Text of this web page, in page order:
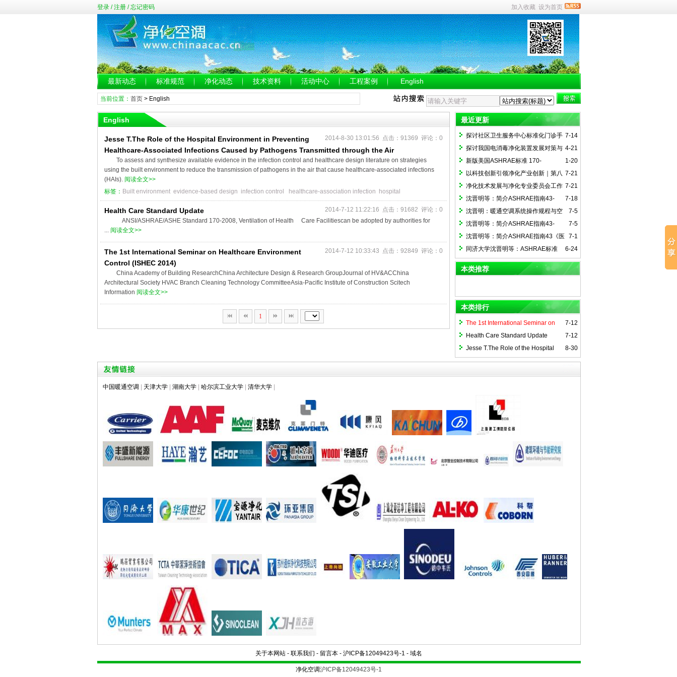
登录/注册/忘记密码 加入收藏 设为首页
最新动态 标准规范 净化动态 技术资料 活动中心 工程案例 English
当前位置： 首页> English
English
2014-8-30 13:01:56 点击：91369 评论：0
Jesse T.The Role of the Hospital Environment in Preventing
Healthcare-Associated Infections Caused by Pathogens Transmitted through the Air
To assess and synthesize available evidence in the infection control and healthcare design literature on strategies
using the built environment to reduce the transmission of pathogens in the air that cause healthcare-associated infections
(HAIs). 阅读全文>>
标签： Built environment evidence-based design infection control healthcare-association infection hospital
2014-7-12 11:22:16 点击：91682 评论：0
Health Care Standard Update
ANSI/ASHRAE/ASHE Standard 170-2008, Ventilation of Health Care Facilitiescan be adopted by authorities for
... 阅读全文>>
2014-7-12 10:33:43 点击：92849 评论：0
The 1st International Seminar on Healthcare Environment
Control (ISHEC 2014)
China Academy of Building ResearchChina Architecture Design & Research GroupJournal of HV&ACChina
Architectural Society HVAC Branch Cleaning Technology CommitteeAsia-Pacific Institute of Construction Scitech
Information 阅读全文>>
1
最近更新
7-14
探讨社区卫生服务中心标准化门诊手
术室建设（一）
4-21
探讨我国电消毒净化装置发展对策与
国际接轨路径
1-20
新版美国ASHRAE标准 170-
2025《医疗护理设施通风》简介
7-21
以科技创新引领净化产业创新｜第八
届全国净化技术年会（2025）在郑州召开
7-21
净化技术发展与净化专业委员会工作
交流会召开
7-18
沈晋明等：简介ASHRAE指南43-
2025(4)医院通风运行指南附录解读
7-5
沈晋明：暖通空调系统操作规程与空
间监控简介ASHRAE指南43-2025（2）7-5
沈晋明等：简介ASHRAE指南43-
2025(3)《医院通风系统运行指南的实
施》
7-1
沈晋明等：简介ASHRAE指南43《医
疗护理设施通风运行指南》
6-24
同济大学沈晋明等：ASHRAE标准
241-2023 简介（三） ——传染风险管理
模式（下）
本类推荐
本类排行
7-12
The 1st International Seminar on
Healthcare Environment Control (ISHEC
2014)
7-12
Health Care Standard Update
8-30
Jesse T.The Role of the Hospital
Environment in Preventing Healthcare-
中国暖通空调 天津大学 湖南大学 哈尔滨工业大学 清华大学
关于本网站 - 联系我们 - 留言本 - 沪ICP备12049423号-1 - 域名
净化空调沪ICP备12049423号-1